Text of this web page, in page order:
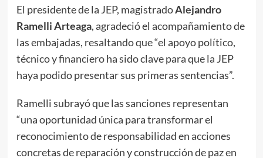
El presidente de la JEP, magistradoAlejandro
Ramelli Arteaga, agradeció el acompañamiento de
las embajadas, resaltando que “el apoyo político,
técnico y financiero ha sido clave para que la JEP
haya podido presentar sus primeras sentencias”.
Ramelli subrayó que las sanciones representan
“una oportunidad única para transformar el
reconocimiento de responsabilidad en acciones
concretas de reparación y construcción de paz en